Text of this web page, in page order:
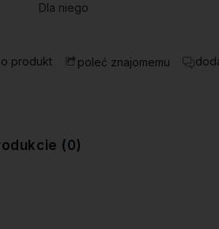
Dla niego
produkt poleć znajomemu
(0)